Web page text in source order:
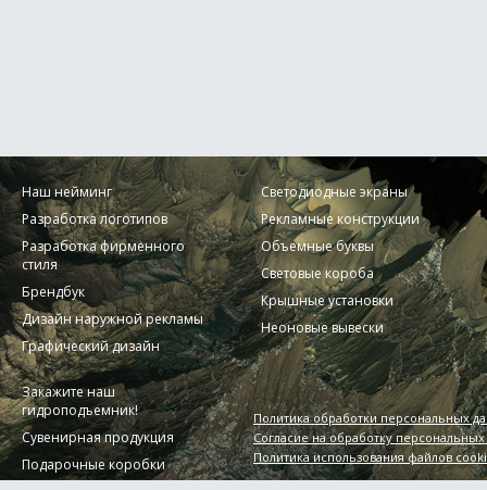
Наш нейминг
Разработка логотипов
Разработка фирменного
стиля
Брендбук
Дизайн наружной рекламы
Графический дизайн
Светодиодные экраны
Рекламные конструкции
Объемные буквы
Световые короба
Крышные установки
Неоновые вывески
Закажите наш
гидроподъемник!
Сувенирная продукция
Подарочные коробки
Политика обработки персональных
Согласие на обработку
Политика использования файлов